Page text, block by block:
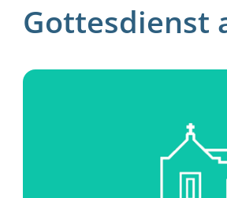
Gottesdienst